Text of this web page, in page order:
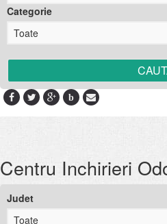
Categorie
b
Centru Inchirieri
Judet